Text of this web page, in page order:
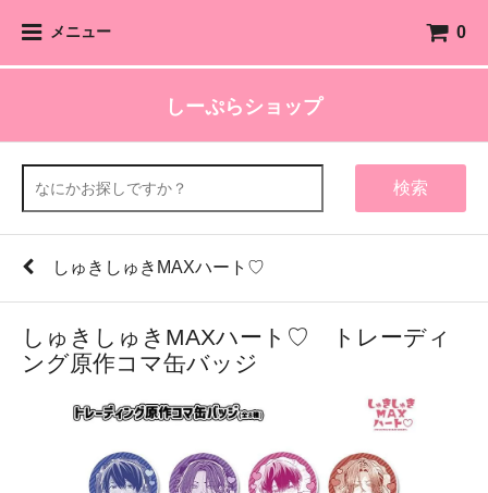
メニュー 0
しーぷらショップ
検索
しゅきしゅきMAXハート♡
しゅきしゅきMAXハート♡ トレーディ
ング原作コマ缶バッジ